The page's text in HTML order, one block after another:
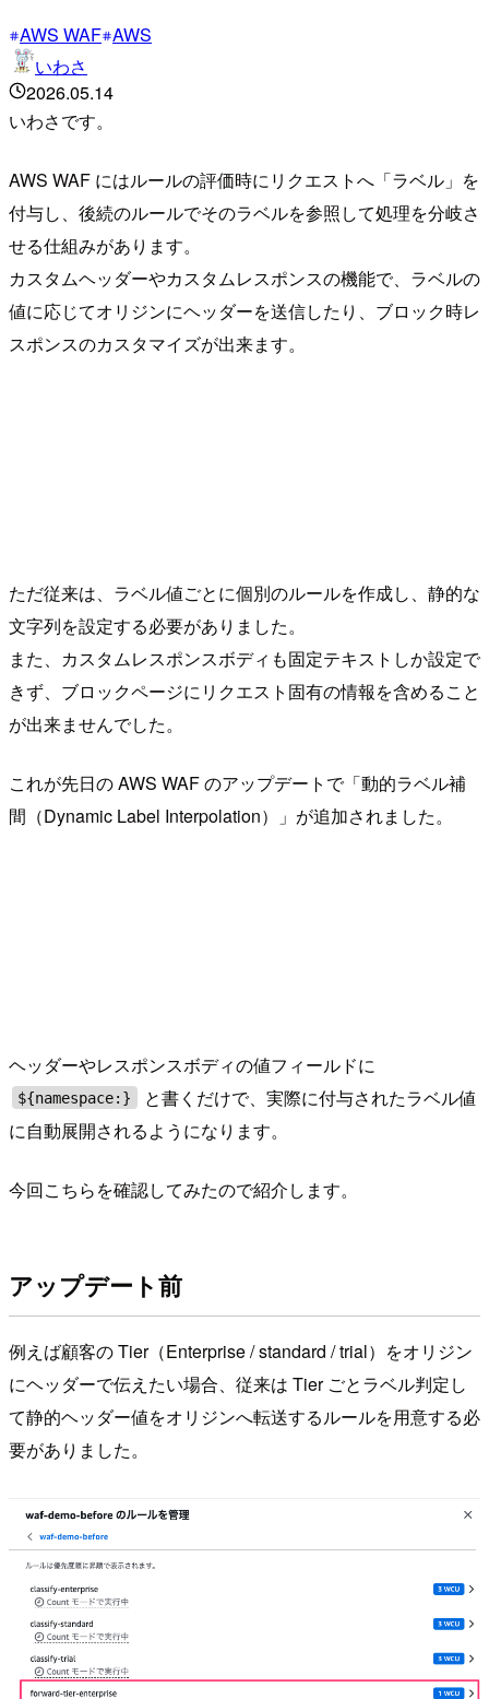
AWS WAF AWS
いわさ
2026.05.14
いわさです。
AWS WAF にはルールの評価時にリクエストへ「ラベル」を
付与し、後続のルールでそのラベルを参照して処理を分岐さ
せる仕組みがあります。
カスタムヘッダーやカスタムレスポンスの機能で、ラベルの
値に応じてオリジンにヘッダーを送信したり、ブロック時レ
スポンスのカスタマイズが出来ます。
ただ従来は、ラベル値ごとに個別のルールを作成し、静的な
文字列を設定する必要がありました。
また、カスタムレスポンスボディも固定テキストしか設定で
きず、ブロックページにリクエスト固有の情報を含めること
が出来ませんでした。
これが先日の AWS WAF のアップデートで「動的ラベル補
間（Dynamic Label Interpolation）」が追加されました。
ヘッダーやレスポンスボディの値フィールドに
${namespace:}
と書くだけで、実際に付与されたラベル値
に自動展開されるようになります。
今回こちらを確認してみたので紹介します。
アップデート前
例えば顧客の Tier（Enterprise / standard / trial）をオリジン
にヘッダーで伝えたい場合、従来は Tier ごとラベル判定し
て静的ヘッダー値をオリジンへ転送するルールを用意する必
要がありました。